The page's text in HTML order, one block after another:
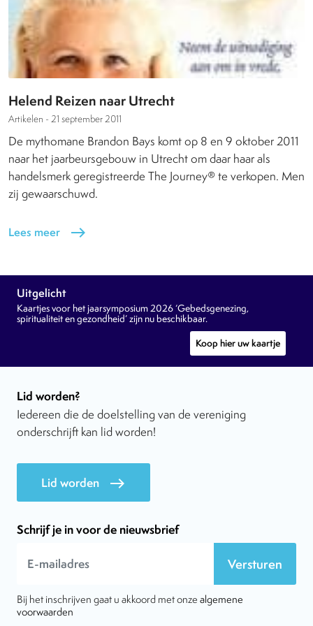
Helend Reizen naar Utrecht
Artikelen - 21 september 2011
De mythomane Brandon Bays komt op 8 en 9 oktober 2011
naar het jaarbeursgebouw in Utrecht om daar haar als
handelsmerk geregistreerde The Journey® te verkopen. Men
zij gewaarschuwd.
Lees meer east
Uitgelicht
Kaartjes voor het jaarsymposium 2026 ‘Gebedsgenezing,
spiritualiteit en gezondheid’ zijn nu beschikbaar.
Koop hier uw kaartje
Lid worden?
Iedereen die de doelstelling van de vereniging
onderschrijft kan lid worden!
Lid worden east
Schrijf je in voor de nieuwsbrief
Versturen
Bij het inschrijven gaat u akkoord met onze algemene
voorwaarden